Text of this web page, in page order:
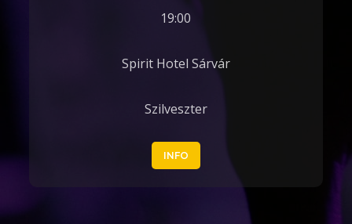
19:00
Spirit Hotel Sárvár
Szilveszter
INFO